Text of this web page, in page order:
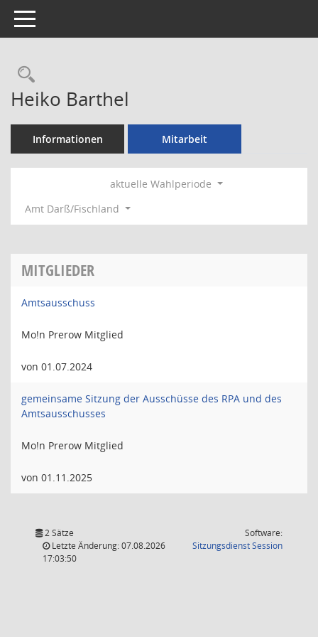
Toggle navigation
Rechercheauswahl
Heiko Barthel
Informationen Mitarbeit
aktuelle Wahlperiode
Amt Darß/Fischland
MITGLIEDER
Amtsausschuss
Mo!n Prerow Mitglied
von 01.07.2024
gemeinsame Sitzung der Ausschüsse des RPA und des
Amtsausschusses
Mo!n Prerow Mitglied
von 01.11.2025
2 Sätze
Letzte Änderung: 07.08.2026
17:03:50
Software:
SitzungsdienstSession(Wird in